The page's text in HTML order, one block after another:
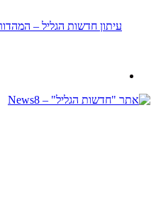
עיתון חדשות הגליל – המהדורה